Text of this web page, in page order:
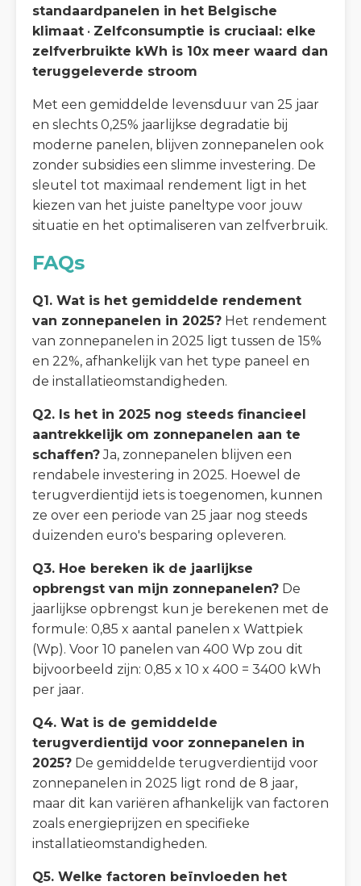
standaardpanelen in het Belgische
klimaat • Zelfconsumptie is cruciaal: elke
zelfverbruikte kWh is 10x meer waard dan
teruggeleverde stroom
Met een gemiddelde levensduur van 25 jaar
en slechts 0,25% jaarlijkse degradatie bij
moderne panelen, blijven zonnepanelen ook
zonder subsidies een slimme investering. De
sleutel tot maximaal rendement ligt in het
kiezen van het juiste paneltype voor jouw
situatie en het optimaliseren van zelfverbruik.
FAQs
Q1. Wat is het gemiddelde rendement
van zonnepanelen in 2025? Het rendement
van zonnepanelen in 2025 ligt tussen de 15%
en 22%, afhankelijk van het type paneel en
de installatieomstandigheden.
Q2. Is het in 2025 nog steeds financieel
aantrekkelijk om zonnepanelen aan te
schaffen?Ja, zonnepanelen blijven een
rendabele investering in 2025. Hoewel de
terugverdientijd iets is toegenomen, kunnen
ze over een periode van 25 jaar nog steeds
duizenden euro's besparing opleveren.
Q3. Hoe bereken ik de jaarlijkse
opbrengst van mijn zonnepanelen? De
jaarlijkse opbrengst kun je berekenen met de
formule: 0,85 x aantal panelen x Wattpiek
(Wp). Voor 10 panelen van 400 Wp zou dit
bijvoorbeeld zijn: 0,85 x 10 x 400 = 3400 kWh
per jaar.
Q4. Wat is de gemiddelde
terugverdientijd voor zonnepanelen in
2025? De gemiddelde terugverdientijd voor
zonnepanelen in 2025 ligt rond de 8 jaar,
maar dit kan variëren afhankelijk van factoren
zoals energieprijzen en specifieke
installatieomstandigheden.
Q5. Welke factoren beïnvloeden het